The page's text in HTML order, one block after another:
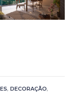
, DECORAÇÃO,